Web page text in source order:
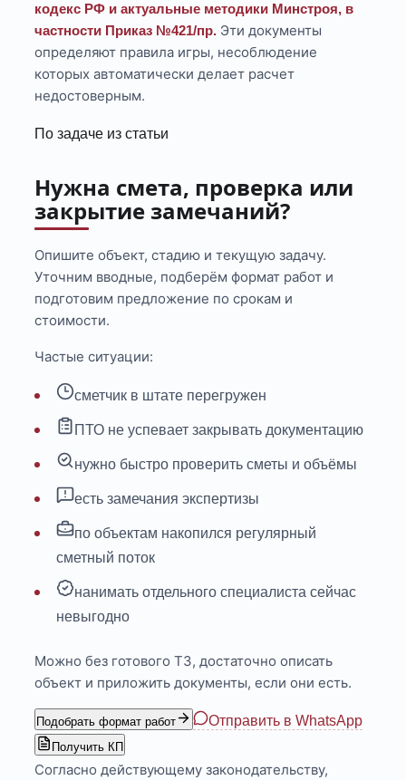
кодекс РФ и актуальные методики Минстроя, в
частности Приказ №421/пр. Эти документы
определяют правила игры, несоблюдение
которых автоматически делает расчет
недостоверным.
По задаче из статьи
Нужна смета, проверка или
закрытие замечаний?
Опишите объект, стадию и текущую задачу.
Уточним вводные, подберём формат работ и
подготовим предложение по срокам и
стоимости.
Частые ситуации:
сметчик в штате перегружен
ПТО не успевает закрывать документацию
нужно быстро проверить сметы и объёмы
есть замечания экспертизы
по объектам накопился регулярный
сметный поток
нанимать отдельного специалиста сейчас
невыгодно
Можно без готового ТЗ, достаточно описать
объект и приложить документы, если они есть.
Подобрать формат работ Отправить в WhatsApp
Получить КП
Согласно действующему законодательству,